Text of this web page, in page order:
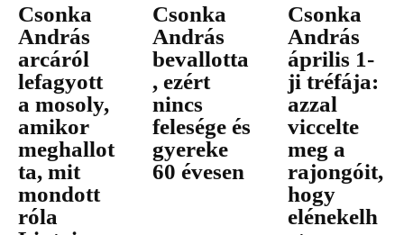
Csonka
András
arcáról
lefagyott
a mosoly,
amikor
meghallot
ta, mit
mondott
róla
Csonka
András
bevallotta
, ezért
nincs
felesége és
gyereke
60 évesen
Csonka
András
április 1-
ji tréfája:
azzal
viccelte
meg a
rajongóit,
hogy
elénekelh